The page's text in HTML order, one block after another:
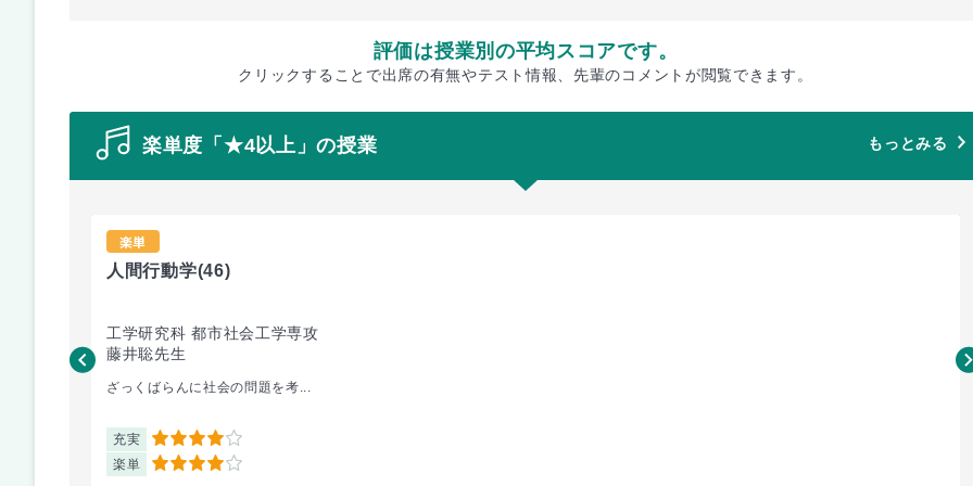
評価は授業別の平均スコアです。
クリックすることで出席の有無やテスト情報、先輩のコメントが閲覧できます。
楽単度「★4以上」の授業 もっとみる
楽単
人間行動学(46)
工学研究科 都市社会工学専攻
藤井聡先生
ざっくばらんに社会の問題を考...
充実 4
楽単 4